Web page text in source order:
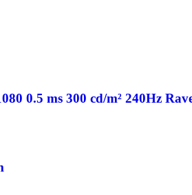
0.5 ms 300 cd/m² 240Hz